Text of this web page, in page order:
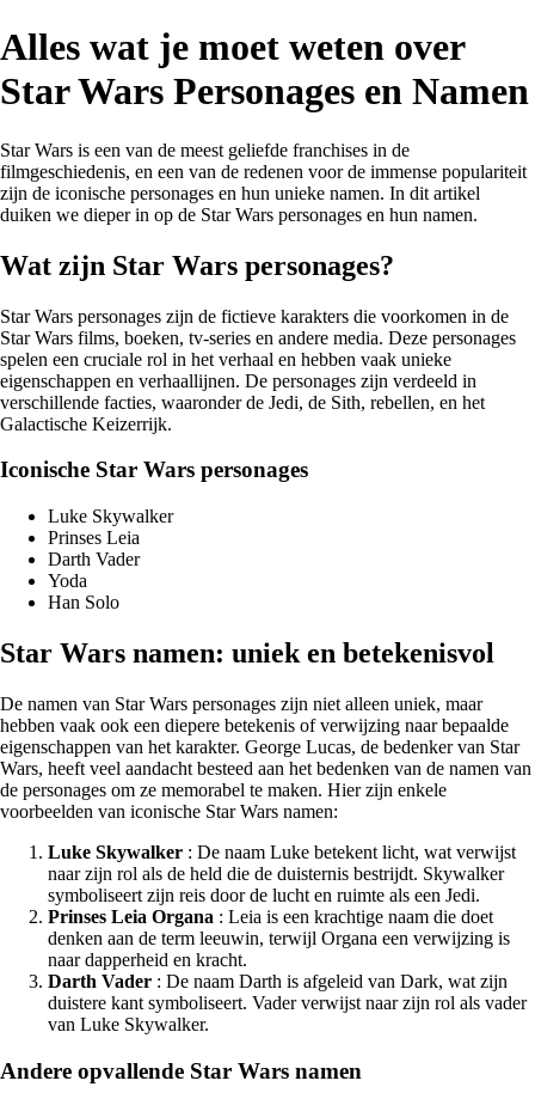
Alles wat je moet weten over
Star Wars Personages en Namen
Star Wars is een van de meest geliefde franchises in de
filmgeschiedenis, en een van de redenen voor de immense populariteit
zijn de iconische personages en hun unieke namen. In dit artikel
duiken we dieper in op de Star Wars personages en hun namen.
Wat zijn Star Wars personages?
Star Wars personages zijn de fictieve karakters die voorkomen in de
Star Wars films, boeken, tv-series en andere media. Deze personages
spelen een cruciale rol in het verhaal en hebben vaak unieke
eigenschappen en verhaallijnen. De personages zijn verdeeld in
verschillende facties, waaronder de Jedi, de Sith, rebellen, en het
Galactische Keizerrijk.
Iconische Star Wars personages
Luke Skywalker
Prinses Leia
Darth Vader
Yoda
Han Solo
Star Wars namen: uniek en betekenisvol
De namen van Star Wars personages zijn niet alleen uniek, maar
hebben vaak ook een diepere betekenis of verwijzing naar bepaalde
eigenschappen van het karakter. George Lucas, de bedenker van Star
Wars, heeft veel aandacht besteed aan het bedenken van de namen van
de personages om ze memorabel te maken. Hier zijn enkele
voorbeelden van iconische Star Wars namen:
Luke Skywalker : De naam Luke betekent licht, wat verwijst
naar zijn rol als de held die de duisternis bestrijdt. Skywalker
symboliseert zijn reis door de lucht en ruimte als een Jedi.
Prinses Leia Organa : Leia is een krachtige naam die doet
denken aan de term leeuwin, terwijl Organa een verwijzing is
naar dapperheid en kracht.
Darth Vader : De naam Darth is afgeleid van Dark, wat zijn
duistere kant symboliseert. Vader verwijst naar zijn rol als vader
van Luke Skywalker.
Andere opvallende Star Wars namen